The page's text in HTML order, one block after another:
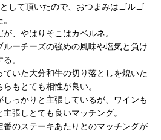
して頂いたので、おつまみはゴルゴ
、やはりそこはカベルネ。
ルーチーズの強めの風味や塩気と負け
。
いた大分和牛の切り落としを焼いた
もとても相性が良い。
っかりと主張しているが、ワインも
張しとても良いマッチング。
のステーキあたりとのマッチングが